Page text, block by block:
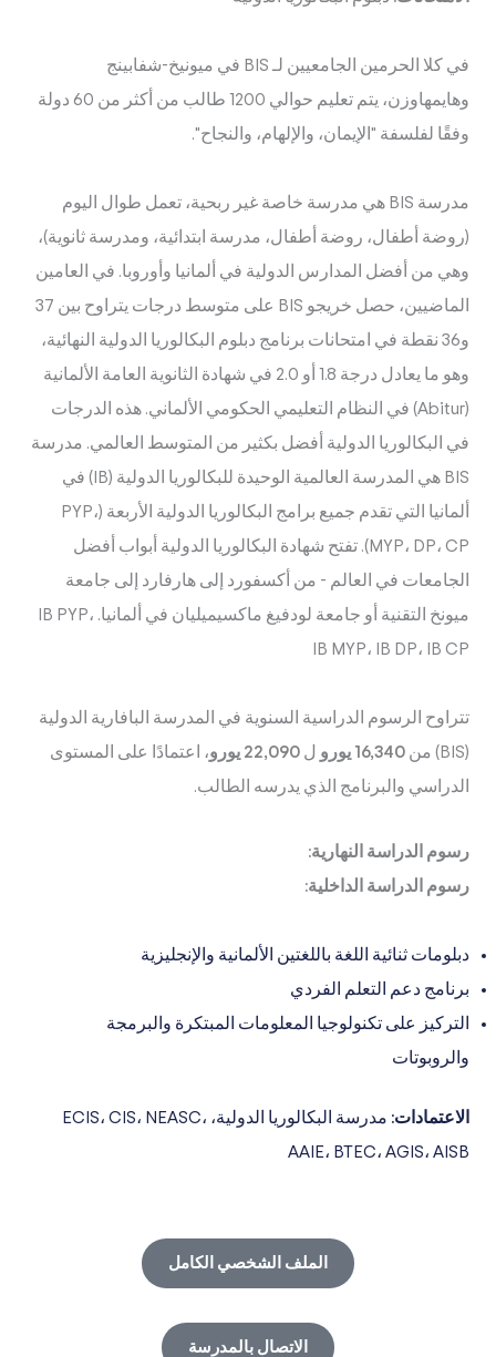
في كلا الحرمين الجامعيين لـ BIS في ميونيخ-شفابينج
وهايمهاوزن، يتم تعليم حوالي 1200 طالب من أكثر من 60 دولة
وفقًا لفلسفة "الإيمان، والإلهام، والنجاح".
مدرسة BIS هي مدرسة خاصة غير ربحية، تعمل طوال اليوم
(روضة أطفال، روضة أطفال، مدرسة ابتدائية، ومدرسة ثانوية)،
وهي من أفضل المدارس الدولية في ألمانيا وأوروبا. في العامين
الماضيين، حصل خريجو BIS على متوسط درجات يتراوح بين 37
و36 نقطة في امتحانات برنامج دبلوم البكالوريا الدولية النهائية،
وهو ما يعادل درجة 1.8 أو 2.0 في شهادة الثانوية العامة الألمانية
(Abitur) في النظام التعليمي الحكومي الألماني. هذه الدرجات
في البكالوريا الدولية أفضل بكثير من المتوسط العالمي. مدرسة
BIS هي المدرسة العالمية الوحيدة للبكالوريا الدولية (IB) في
ألمانيا التي تقدم جميع برامج البكالوريا الدولية الأربعة (PYP،
MYP، DP، CP). تفتح شهادة البكالوريا الدولية أبواب أفضل
الجامعات في العالم - من أكسفورد إلى هارفارد إلى جامعة
ميونخ التقنية أو جامعة لودفيغ ماكسيميليان في ألمانيا. IB PYP،
IB MYP، IB DP، IB CP
تتراوح الرسوم الدراسية السنوية في المدرسة البافارية الدولية
(BIS) من 16,340 يورو ل 22,090 يورو ، اعتمادًا على المستوى
الدراسي والبرنامج الذي يدرسه الطالب.
رسوم الدراسة النهارية:
رسوم الدراسة الداخلية:
دبلومات ثنائية اللغة باللغتين الألمانية والإنجليزية
برنامج دعم التعلم الفردي
التركيز على تكنولوجيا المعلومات المبتكرة والبرمجة
والروبوتات
الاعتمادات: مدرسة البكالوريا الدولية، ECIS، CIS، NEASC،
AAIE، BTEC، AGIS، AISB
الملف الشخصي الكامل
الاتصال بالمدرسة